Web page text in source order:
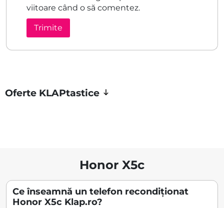
viitoare când o să comentez.
Oferte KLAPtastice
Honor X5c
Ce înseamnă un telefon recondiționat
Honor X5c Klap.ro?